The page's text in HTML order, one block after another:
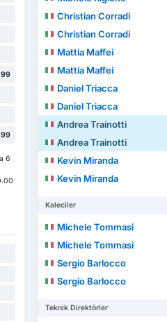
99
99
6
Christian Corradi
Christian Corradi
Mattia Maffei
Mattia Maffei
Daniel Triacca
Daniel Triacca
Andrea Trainotti
Andrea Trainotti
Kevin Miranda
Kevin Miranda
Kaleciler
Michele Tommasi
Michele Tommasi
Sergio Barlocco
Sergio Barlocco
Teknik Direktörler